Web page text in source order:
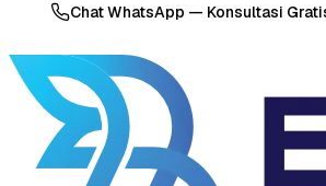
Chat WhatsApp — Konsultasi